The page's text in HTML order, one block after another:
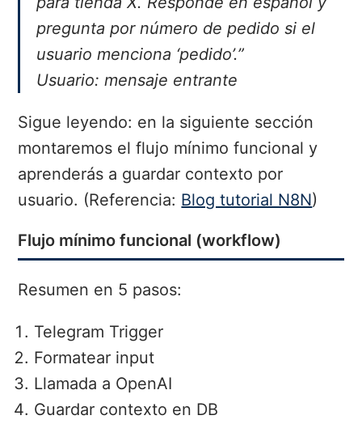
pregunta por número de pedido si el
usuario menciona ‘pedido’.”
Usuario: mensaje entrante
Sigue leyendo: en la siguiente sección
montaremos el flujo mínimo funcional y
aprenderás a guardar contexto por
usuario. (Referencia: Blog tutorial N8N)
Flujo mínimo funcional (workflow)
Resumen en 5 pasos:
Telegram Trigger
Formatear input
Llamada a OpenAI
Guardar contexto en DB